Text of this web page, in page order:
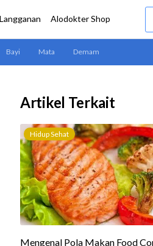
Artikel Terkait